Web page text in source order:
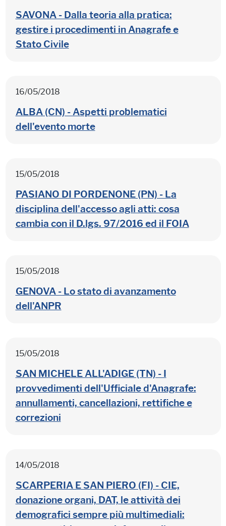
SAVONA - Dalla teoria alla pratica:
gestire i procedimenti in Anagrafe e
Stato Civile
16/05/2018
ALBA (CN) - Aspetti problematici
dell'evento morte
15/05/2018
PASIANO DI PORDENONE (PN) - La
disciplina dell'accesso agli atti: cosa
cambia con il D.lgs. 97/2016 ed il FOIA
15/05/2018
GENOVA - Lo stato di avanzamento
dell'ANPR
15/05/2018
SAN MICHELE ALL'ADIGE (TN) - I
provvedimenti dell'Ufficiale d'Anagrafe:
annullamenti, cancellazioni, rettifiche e
correzioni
14/05/2018
SCARPERIA E SAN PIERO (FI) - CIE,
donazione organi, DAT, le attività dei
demografici sempre più multimediali: